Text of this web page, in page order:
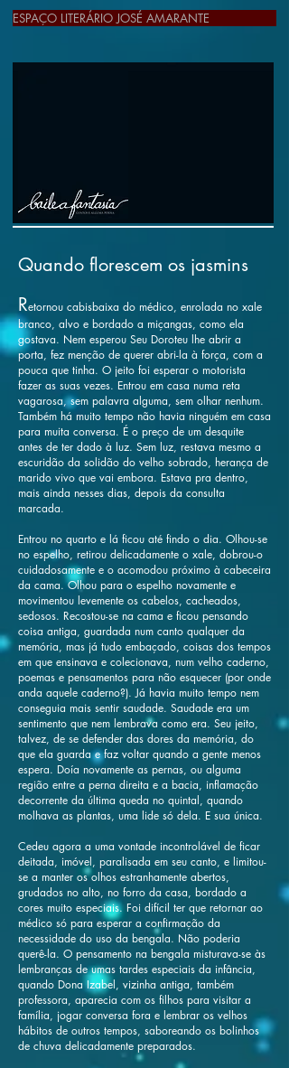
ESPAÇO LITERÁRIO JOSÉ AMARANTE
Quando florescem os jasmins
Retornou cabisbaixa do médico, enrolada no xale
branco, alvo e bordado a miçangas, como ela
gostava. Nem esperou Seu Doroteu lhe abrir a
porta, fez menção de querer abri-la à força, com a
pouca que tinha. O jeito foi esperar o motorista
fazer as suas vezes. Entrou em casa numa reta
vagarosa, sem palavra alguma, sem olhar nenhum.
Também há muito tempo não havia ninguém em casa
para muita conversa. É o preço de um desquite
antes de ter dado à luz. Sem luz, restava mesmo a
escuridão da solidão do velho sobrado, herança de
marido vivo que vai embora. Estava pra dentro,
mais ainda nesses dias, depois da consulta
marcada.
Entrou no quarto e lá ficou até findo o dia. Olhou-se
no espelho, retirou delicadamente o xale, dobrou-o
cuidadosamente e o acomodou próximo à cabeceira
da cama. Olhou para o espelho novamente e
movimentou levemente os cabelos, cacheados,
sedosos. Recostou-se na cama e ficou pensando
coisa antiga, guardada num canto qualquer da
memória, mas já tudo embaçado, coisas dos tempos
em que ensinava e colecionava, num velho caderno,
poemas e pensamentos para não esquecer (por onde
anda aquele caderno?). Já havia muito tempo nem
conseguia mais sentir saudade. Saudade era um
sentimento que nem lembrava como era. Seu jeito,
talvez, de se defender das dores da memória, do
que ela guarda e faz voltar quando a gente menos
espera. Doía novamente as pernas, ou alguma
região entre a perna direita e a bacia, inflamação
decorrente da última queda no quintal, quando
molhava as plantas, uma lide só dela. E sua única.
Cedeu agora a uma vontade incontrolável de ficar
deitada, imóvel, paralisada em seu canto, e limitou-
se a manter os olhos estranhamente abertos,
grudados no alto, no forro da casa, bordado a
cores muito especiais. Foi difícil ter que retornar ao
médico só para esperar a confirmação da
necessidade do uso da bengala. Não poderia
querê-la. O pensamento na bengala misturava-se às
lembranças de umas tardes especiais da infância,
quando Dona Izabel, vizinha antiga, também
professora, aparecia com os filhos para visitar a
família, jogar conversa fora e lembrar os velhos
hábitos de outros tempos, saboreando os bolinhos
de chuva delicadamente preparados.